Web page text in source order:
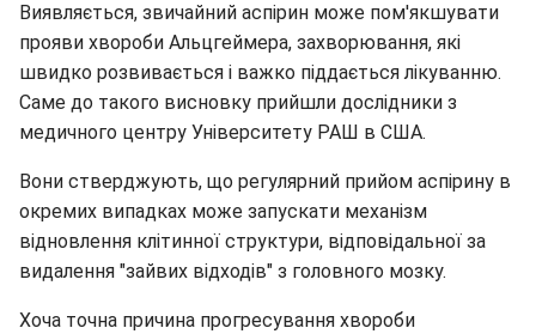
Виявляється, звичайний аспірин може пом'якшувати
прояви хвороби Альцгеймера, захворювання, які
швидко розвивається і важко піддається лікуванню.
Саме до такого висновку прийшли дослідники з
медичного центру Університету РАШ в США.
Вони стверджують, що регулярний прийом аспірину в
окремих випадках може запускати механізм
відновлення клітинної структури, відповідальної за
видалення "зайвих відходів" з головного мозку.
Хоча точна причина прогресування хвороби